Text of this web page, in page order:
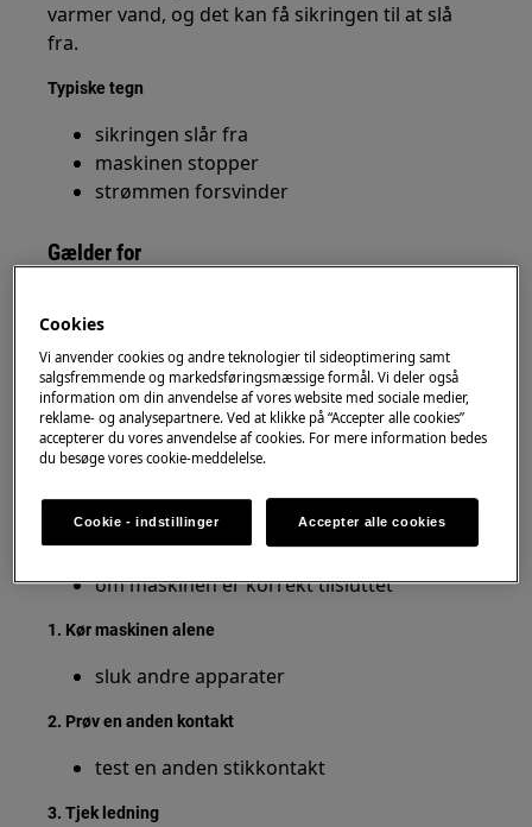
varmer vand, og det kan få sikringen til at slå
fra.
Typiske tegn
sikringen slår fra
maskinen stopper
strømmen forsvinder
Gælder for
Zanussi vaske-/tørremaskiner
Løsning
Start med det vigtigste
om der er for mange apparater på samme
om maskinen er korrekt tilsluttet
1. Kør maskinen alene
sluk andre apparater
2. Prøv en anden kontakt
test en anden stikkontakt
3. Tjek ledning
Cookies
Vi anvender cookies og andre teknologier til sideoptimering samt
salgsfremmende og markedsføringsmæssige formål. Vi deler også
information om din anvendelse af vores website med sociale medier,
reklame- og analysepartnere. Ved at klikke på “Accepter alle cookies”
accepterer du vores anvendelse af cookies. For mere information bedes
du besøge vores cookie-meddelelse.
Cookie - indstillinger Accepter alle cookies